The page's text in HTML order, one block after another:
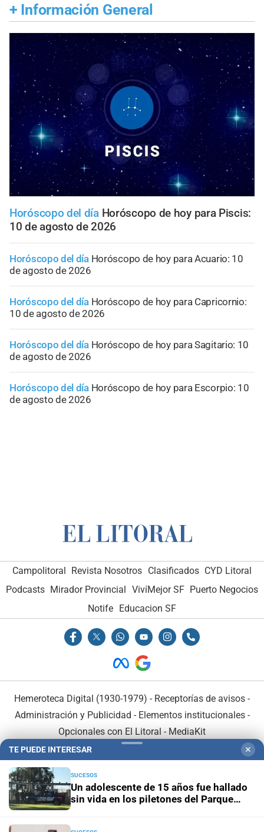
+ Información General
Horóscopo del día Horóscopo de hoy para Piscis:
10 de agosto de 2026
Horóscopo del día Horóscopo de hoy para Acuario: 10
de agosto de 2026
Horóscopo del día Horóscopo de hoy para Capricornio:
10 de agosto de 2026
Horóscopo del día Horóscopo de hoy para Sagitario: 10
de agosto de 2026
Horóscopo del día Horóscopo de hoy para Escorpio: 10
de agosto de 2026
Campolitoral Revista Nosotros Clasificados CYD Litoral
Podcasts Mirador Provincial VivíMejor SF Puerto Negocios
Notife Educacion SF
Hemeroteca Digital (1930-1979) - Receptorías de avisos -
Administración y Publicidad - Elementos institucionales-
Opcionales con El Litoral - MediaKit
TE PUEDE INTERESAR ✕
SUCESOS
Un adolescente de 15 años fue hallado
sin vida en los piletones del Parque